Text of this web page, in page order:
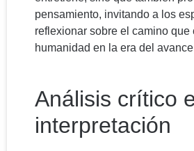
pensamiento, invitando a los
reflexionar sobre el camino que
humanidad en la era del
Análisis crítico
interpretación